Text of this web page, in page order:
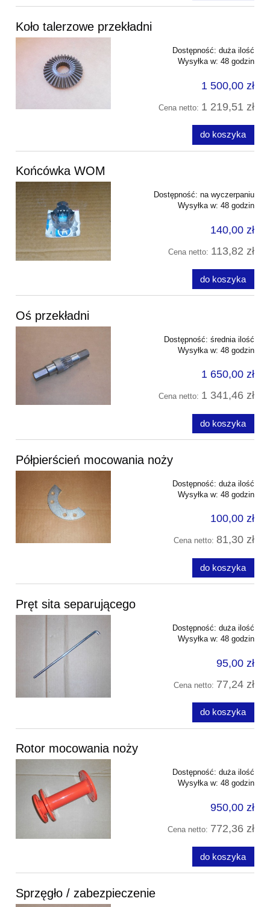
Koło talerzowe przekładni
Dostępność: duża ilość
Wysyłka w: 48 godzin
1 500,00 zł
Cena netto: 1 219,51 zł
do koszyka
Końcówka WOM
Dostępność: na wyczerpaniu
Wysyłka w: 48 godzin
140,00 zł
Cena netto: 113,82 zł
do koszyka
Oś przekładni
Dostępność: średnia ilość
Wysyłka w: 48 godzin
1 650,00 zł
Cena netto: 1 341,46 zł
do koszyka
Półpierścień mocowania noży
Dostępność: duża ilość
Wysyłka w: 48 godzin
100,00 zł
Cena netto: 81,30 zł
do koszyka
Pręt sita separującego
Dostępność: duża ilość
Wysyłka w: 48 godzin
95,00 zł
Cena netto: 77,24 zł
do koszyka
Rotor mocowania noży
Dostępność: duża ilość
Wysyłka w: 48 godzin
950,00 zł
Cena netto: 772,36 zł
do koszyka
Sprzęgło / zabezpieczenie